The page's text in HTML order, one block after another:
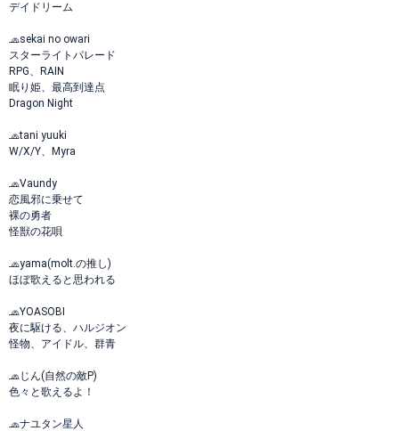
デイドリーム
🧢sekai no owari
スターライトパレード
RPG、RAIN
眠り姫、最高到達点
Dragon Night
🧢tani yuuki
W/X/Y、Myra
🧢Vaundy
恋風邪に乗せて
裸の勇者
怪獣の花唄
🧢yama(molt.の推し)
ほぼ歌えると思われる
🧢YOASOBI
夜に駆ける、ハルジオン
怪物、アイドル、群青
🧢じん(自然の敵P)
色々と歌えるよ！
🧢ナユタン星人